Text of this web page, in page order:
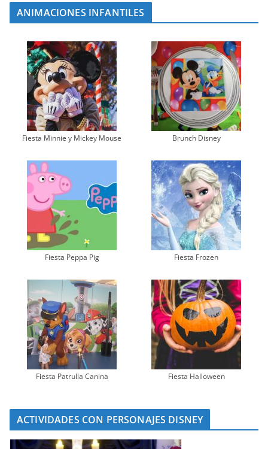
ANIMACIONES INFANTILES
Fiesta Minnie y Mickey Mouse Brunch Disney
Fiesta Peppa Pig Fiesta Frozen
Fiesta Patrulla Canina Fiesta Halloween
ACTIVIDADES CON PERSONAJES DISNEY